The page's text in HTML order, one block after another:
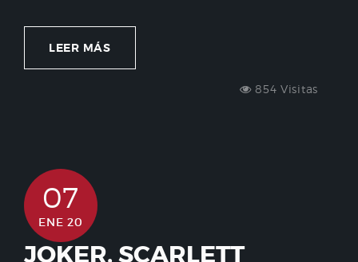
LEER MÁS
854 Visitas
07
ENE 20
JOKER, SCARLETT